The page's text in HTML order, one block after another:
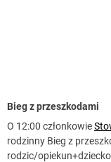
Bieg z przeszkodami
O 12:00 członkowie
rodzinny Bieg z
rodzic/